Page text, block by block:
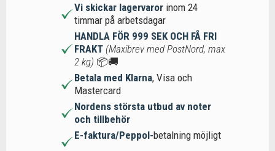
Vi skickar lagervaror inom 24
timmar på arbetsdagar
HANDLA FÖR 999 SEK OCH FÅ FRI
FRAKT (Maxibrev med PostNord, max
2 kg) 📦🚚
Betala med Klarna, Visa och
Mastercard
Nordens största utbud av noter
och tillbehör
E-faktura/Peppol-betalning möjligt